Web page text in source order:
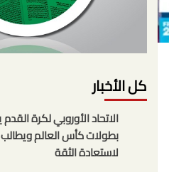
كل الأخبار
الاتحاد الأوروبي لكرة
بطولات كأس العالم
لاستعادة الثقة